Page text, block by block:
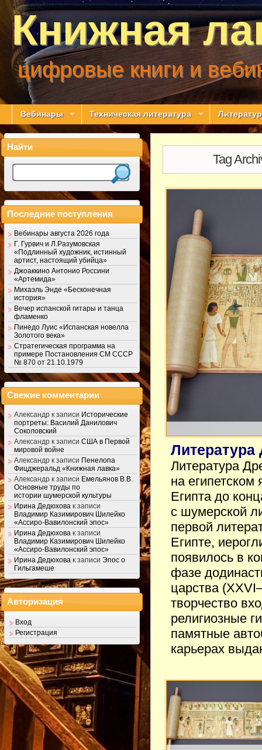
Книжная
цифровые книги и
Вебинары Техническая литература
Tag
Литература
Литература
на египетском
Египта до
с шумерской
первой
Египте,
появилось в
фазе
царства
творчество
религиозные
памятные
карьерах
Найти
Последние поступления
Вебинары августа 2026 года
Г. Гурвич и Л.Разумовская
«Подлинный художник, истинный
артист, настоящий убийца»
Джоаккино Антонио Россини
«Артемида»
Михаэль Энде «Бесконечная
история»
Вечер испанской гитары и танца
фламенко
Пинедо Луис «Испанская новелла
Золотого века»
Стратегическая программа на
примере Постановления СМ СССР
№ 870 от 21.10.1979
Свежие комментарии
Александр к записи Исторические
портреты: Василий Данилович
Соколовский
Александр к записи США в Первой
мировой войне
Александр к записи Пенелопа
Фицджеральд «Книжная лавка»
Александр к записи Емельянов В.В.
Основные труды по
истории шумерской культуры
Ирина Дедюхова к записи
Владимир Казимирович Шилейко
«Ассиро-Вавилонский эпос»
Ирина Дедюхова к записи
Владимир Казимирович Шилейко
«Ассиро-Вавилонский эпос»
Ирина Дедюхова к записи Эпос о
Гильгамеше
Авторизация
Вход
Регистрация